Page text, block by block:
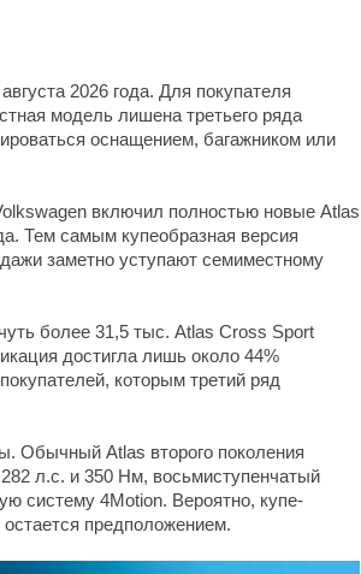
2026 года. Для покупателя
модель лишена третьего ряда
оснащением, багажником или
включил полностью новые Atlas
Тем самым купеобразная версия
заметно уступают семиместному
более 31,5 тыс. Atlas Cross Sport
достигла лишь около 44%
которым третий ряд
Обычный Atlas второго поколения
л.с. и 350 Нм, восьмиступенчатый
систему 4Motion. Вероятно, купе-
остается предположением.